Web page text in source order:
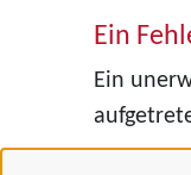
Ein
Ein